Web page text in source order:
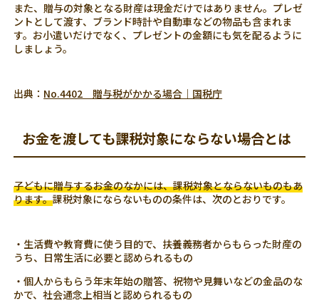
また、贈与の対象となる財産は現金だけではありません。プレゼ
ントとして渡す、ブランド時計や自動車などの物品も含まれま
す。お小遣いだけでなく、プレゼントの金額にも気を配るように
しましょう。
出典： No.4402 贈与税がかかる場合｜国税庁
お金を渡しても課税対象にならない場合とは
子どもに贈与するお金のなかには、課税対象とならないものもあ
ります。課税対象にならないものの条件は、次のとおりです。
・生活費や教育費に使う目的で、扶養義務者からもらった財産の
うち、日常生活に必要と認められるもの
・個人からもらう年末年始の贈答、祝物や見舞いなどの金品のな
かで、社会通念上相当と認められるもの